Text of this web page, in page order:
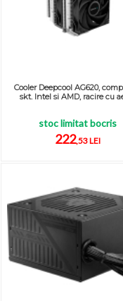
Cooler Deepcool AG620,
skt. Intel si AMD, racire cu
stoc limitat bocris
222,53 LEI